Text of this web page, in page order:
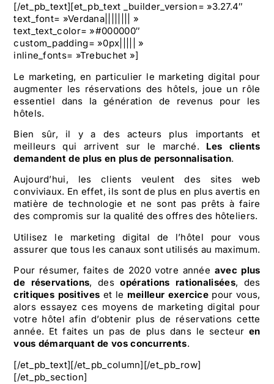
[/et_pb_text][et_pb_text _builder_version= »3.27.4″
text_font= »Verdana|||||||| »
text_text_color= »#000000″
custom_padding= »0px||||| »
inline_fonts= »Trebuchet »]
Le marketing, en particulier le marketing digital pour
augmenter les réservations des hôtels, joue un rôle
essentiel dans la génération de revenus pour les
hôtels.
Bien sûr, il y a des acteurs plus importants et
meilleurs qui arrivent sur le marché. Les clients
demandent de plus en plus de personnalisation.
Aujourd’hui, les clients veulent des sites web
conviviaux. En effet, ils sont de plus en plus avertis en
matière de technologie et ne sont pas prêts à faire
des compromis sur la qualité des offres des hôteliers.
Utilisez le marketing digital de l’hôtel pour vous
assurer que tous les canaux sont utilisés au maximum.
Pour résumer, faites de 2020 votre année avec plus
de réservations, desopérations rationalisées, des
critiques positives et le meilleur exercice pour vous,
alors essayez ces moyens de marketing digital pour
votre hôtel afin d’obtenir plus de réservations cette
année. Et faites un pas de plus dans le secteur en
vous démarquant de vos concurrents.
[/et_pb_text][/et_pb_column][/et_pb_row]
[/et_pb_section]